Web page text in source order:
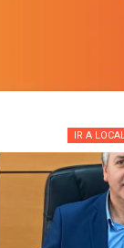
IR A LOCAL